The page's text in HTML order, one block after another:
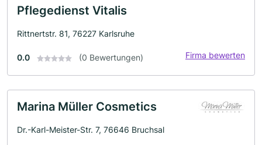
Pflegedienst Vitalis
Rittnertstr. 81, 76227 Karlsruhe
0.0 (0 Bewertungen) Firma bewerten
Marina Müller Cosmetics
Dr.-Karl-Meister-Str. 7, 76646 Bruchsal